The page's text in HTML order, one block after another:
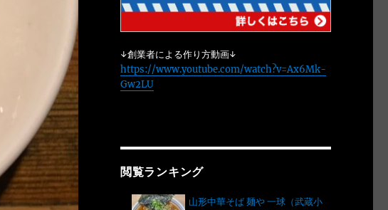
↓創業者による作り方動画↓
https://www.youtube.com/watch?v=Ax6Mk-
Gw2LU
閲覧ランキング
山形中華そば 麺や 一球（武蔵小